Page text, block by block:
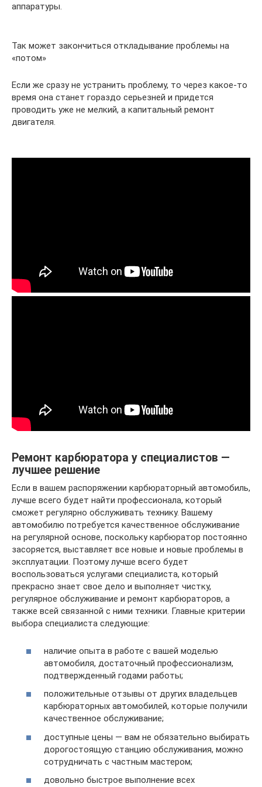
аппаратуры.
Так может закончиться откладывание проблемы на
«потом»
Если же сразу не устранить проблему, то через какое-то
время она станет гораздо серьезней и придется
проводить уже не мелкий, а капитальный ремонт
двигателя.
Ремонт карбюратора у специалистов —
лучшее решение
Если в вашем распоряжении карбюраторный автомобиль,
лучше всего будет найти профессионала, который
сможет регулярно обслуживать технику. Вашему
автомобилю потребуется качественное обслуживание
на регулярной основе, поскольку карбюратор постоянно
засоряется, выставляет все новые и новые проблемы в
эксплуатации. Поэтому лучше всего будет
воспользоваться услугами специалиста, который
прекрасно знает свое дело и выполняет чистку,
регулярное обслуживание и ремонт карбюраторов, а
также всей связанной с ними техники. Главные критерии
выбора специалиста следующие:
наличие опыта в работе с вашей моделью
автомобиля, достаточный профессионализм,
подтвержденный годами работы;
положительные отзывы от других владельцев
карбюраторных автомобилей, которые получили
качественное обслуживание;
доступные цены — вам не обязательно выбирать
дорогостоящую станцию обслуживания, можно
сотрудничать с частным мастером;
довольно быстрое выполнение всех